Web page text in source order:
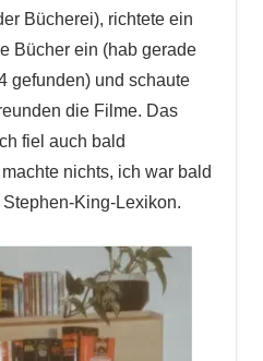
Bücherei), richtete ein
Bücher ein (hab gerade
gefunden) und schaute
die Filme. Das
fiel auch bald
nichts, ich war bald
King-Lexikon.